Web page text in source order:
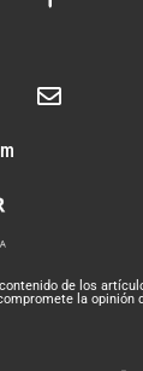
de los
la opinión